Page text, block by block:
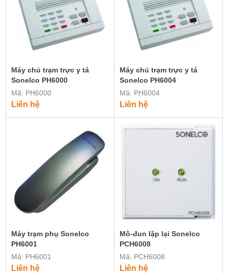
Máy chủ trạm trực y tá
Sonelco PH6000
Mã: PH6000
Liên hệ
Máy chủ trạm trực y tá
Sonelco PH6004
Mã: PH6004
Liên hệ
Máy trạm phụ Sonelco
PH6001
Mã: PH6001
Liên hệ
Mô-đun lặp lại Sonelco
PCH6008
Mã: PCH6008
Liên hệ